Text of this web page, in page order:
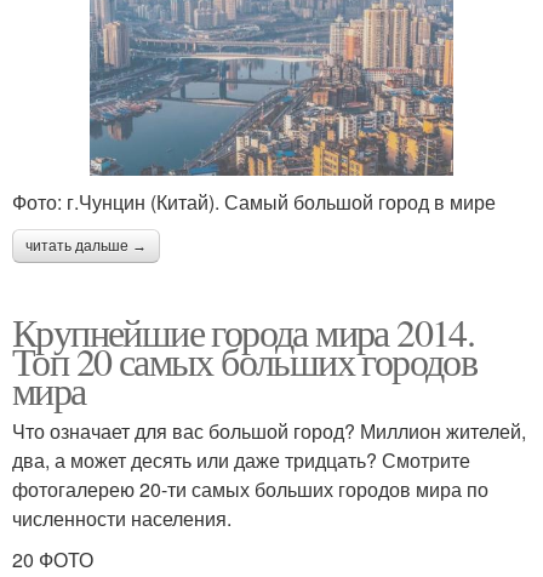
Фото: г.Чунцин (Китай). Самый большой город в мире
читать дальше →
Крупнейшие города мира 2014.
Топ 20 самых больших городов
мира
Что означает для вас большой город? Миллион жителей,
два, а может десять или даже тридцать? Смотрите
фотогалерею 20-ти самых больших городов мира по
численности населения.
20 ФОТО